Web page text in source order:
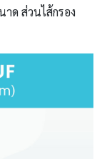
ด ส่วนไส้กรอง